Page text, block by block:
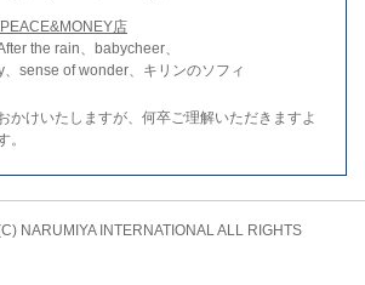
店
the rain、babycheer、
sense of wonder、キリンのソフィ
かけいたしますが、何卒ご理解いただきますよ
。